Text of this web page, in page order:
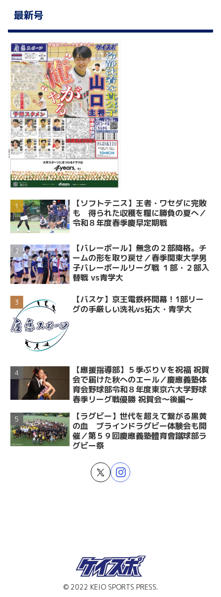
最新号
【ソフトテニス】王者・ワセダに完敗
も 得られた収穫を糧に勝負の夏へ／
令和８年度春季慶早定期戦
【バレーボール】無念の２部降格。チ
ームの形を取り戻せ／春季関東大学男
子バレーボールリーグ戦 １部・２部入
替戦 vs青学大
【バスケ】京王電鉄杯開幕！1部リー
グの手厳しい洗礼vs拓大・青学大
【應援指導部】５季ぶりＶを祝福 祝賀
会で届けた秋へのエール／慶應義塾体
育会野球部令和８年度東京六大学野球
春季リーグ戦優勝 祝賀会～後編～
【ラグビー】世代を超えて繋がる黒黄
の血 ブラインドラグビー体験会も開
催／第５９回慶應義塾體育會蹴球部ラ
グビー祭
© 2022 KEIO SPORTS PRESS.